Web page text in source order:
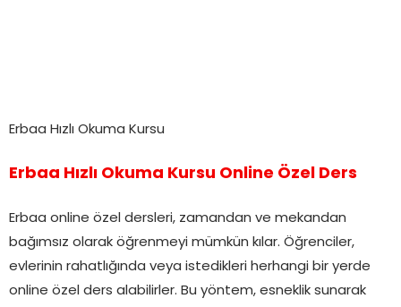
Erbaa Hızlı Okuma Kursu
Erbaa Hızlı Okuma Kursu Online Özel Ders
Erbaa online özel dersleri, zamandan ve mekandan
bağımsız olarak öğrenmeyi mümkün kılar. Öğrenciler,
evlerinin rahatlığında veya istedikleri herhangi bir yerde
online özel ders alabilirler. Bu yöntem, esneklik sunarak